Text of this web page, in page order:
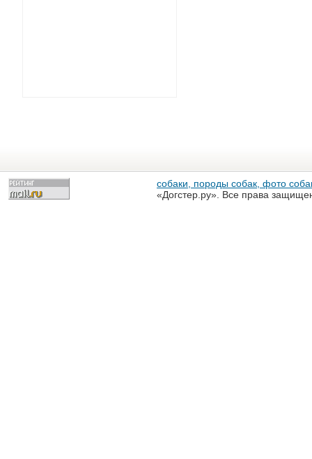
собаки, породы собак, фото
«Догстер.ру». Все права